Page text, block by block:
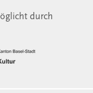
durch